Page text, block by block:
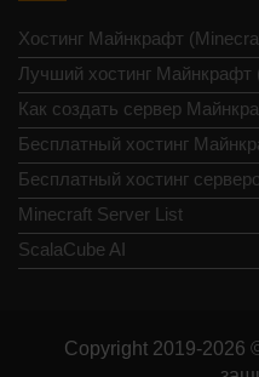
Хостинг Майнкрафт
Лучший хостинг Майнкрафт
Как создать сервер
Бесплатный хостинг
Бесплатный хостинг
Minecraft Server List
ScalaCube AI
Copyright 2019-2026